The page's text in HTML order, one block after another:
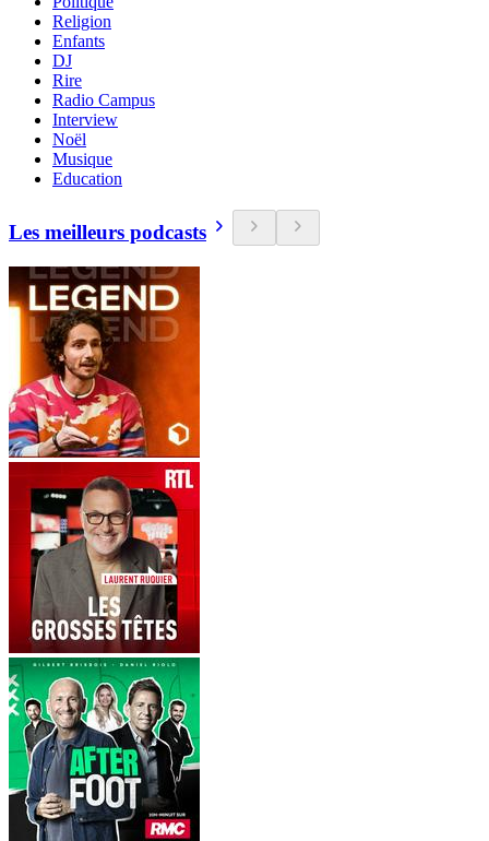
Religion
Enfants
DJ
Rire
Radio Campus
Interview
Noël
Musique
Education
Les meilleurs podcasts